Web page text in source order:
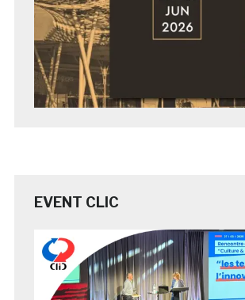
EVENT CLIC